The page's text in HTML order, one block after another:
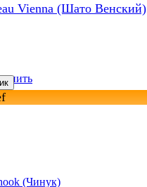
Vienna (Шато Венский)